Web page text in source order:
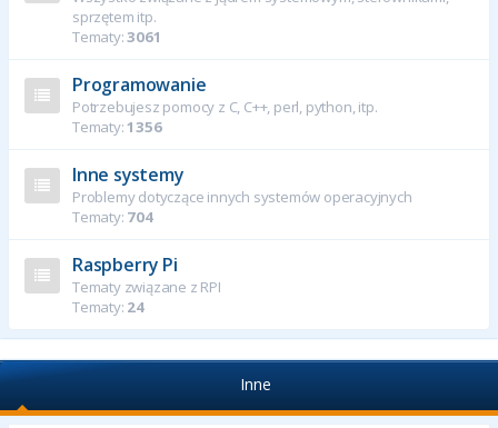
sprzętem itp.
Tematy:3061
Programowanie
Potrzebujesz pomocy z C, C++, perl, python, itp.
Tematy:1356
Inne systemy
Problemy dotyczące innych systemów operacyjnych
Tematy: 704
Raspberry Pi
Tematy związane z RPI
Tematy: 24
Inne